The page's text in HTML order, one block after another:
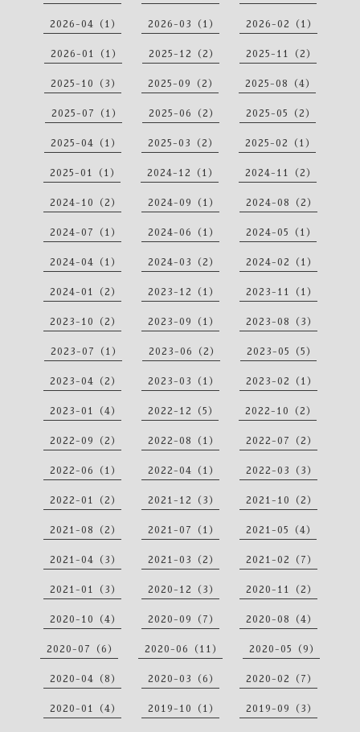
2026-04（1） 2026-03（1） 2026-02（1）
2026-01（1） 2025-12（2） 2025-11（2）
2025-10（3） 2025-09（2） 2025-08（4）
2025-07（1） 2025-06（2） 2025-05（2）
2025-04（1） 2025-03（2） 2025-02（1）
2025-01（1） 2024-12（1） 2024-11（2）
2024-10（2） 2024-09（1） 2024-08（2）
2024-07（1） 2024-06（1） 2024-05（1）
2024-04（1） 2024-03（2） 2024-02（1）
2024-01（2） 2023-12（1） 2023-11（1）
2023-10（2） 2023-09（1） 2023-08（3）
2023-07（1） 2023-06（2） 2023-05（5）
2023-04（2） 2023-03（1） 2023-02（1）
2023-01（4） 2022-12（5） 2022-10（2）
2022-09（2） 2022-08（1） 2022-07（2）
2022-06（1） 2022-04（1） 2022-03（3）
2022-01（2） 2021-12（3） 2021-10（2）
2021-08（2） 2021-07（1） 2021-05（4）
2021-04（3） 2021-03（2） 2021-02（7）
2021-01（3） 2020-12（3） 2020-11（2）
2020-10（4） 2020-09（7） 2020-08（4）
2020-07（6） 2020-06（11） 2020-05（9）
2020-04（8） 2020-03（6） 2020-02（7）
2020-01（4） 2019-10（1） 2019-09（3）